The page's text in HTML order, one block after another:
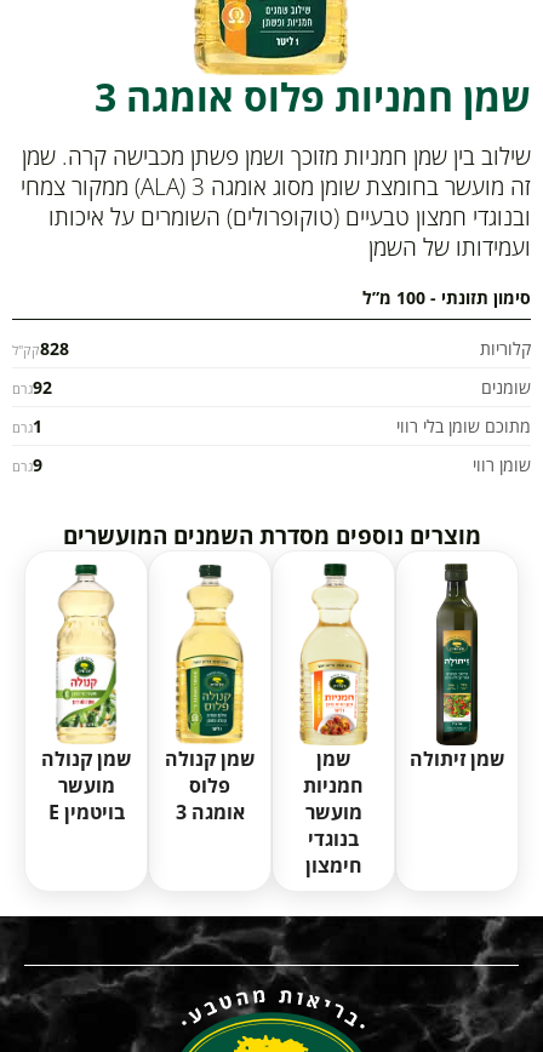
שמן חמניות פלוס אומגה 3
שילוב בין שמן חמניות מזוכך ושמן פשתן מכבישה קרה. שמן
זה מועשר בחומצת שומן מסוג אומגה 3 (ALA) ממקור צמחי
ובנוגדי חמצון טבעיים (טוקופרולים) השומרים על איכותו
ועמידותו של השמן
סימון תזונתי - 100 מ”ל
קלוריות 828קק"ל
שומנים 92גרם
מתוכם שומן בלי רווי 1גרם
שומן רווי 9גרם
מוצרים נוספים מסדרת השמנים המועשרים
שמן זיתולה
שמן
חמניות
מועשר
בנוגדי
חימצון
שמן קנולה
פלוס
אומגה 3
שמן קנולה
מועשר
בויטמין E